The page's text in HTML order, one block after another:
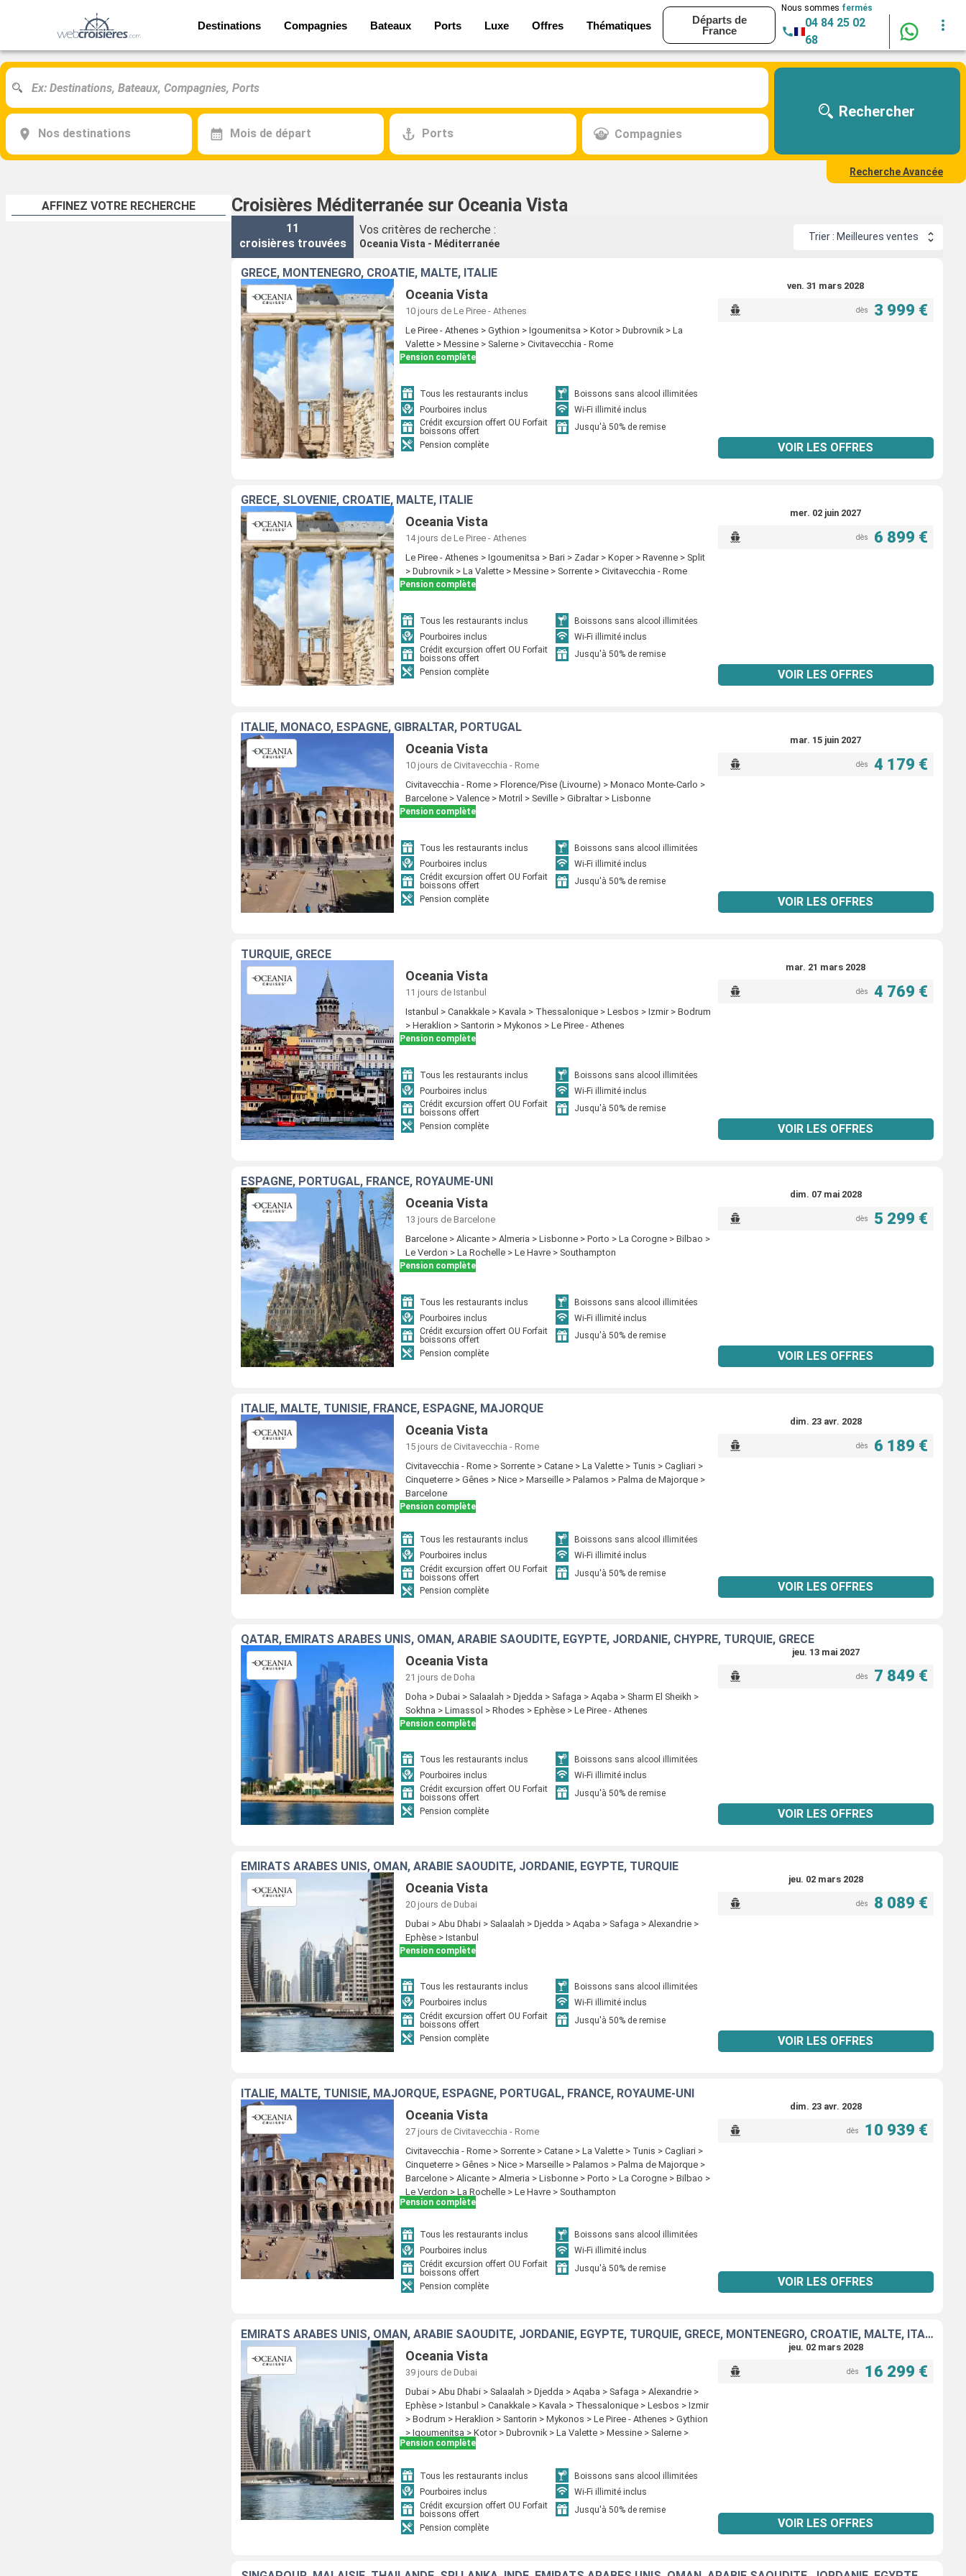
Destinations Compagnies Bateaux Ports Luxe Offres Thématiques
Départs de
France
Nous sommes fermés
04 84 25 02
68
Nos destinations Mois de départ Ports Compagnies
Rechercher
Recherche Avancée
AFFINEZ VOTRE RECHERCHE Croisières Méditerranée sur Oceania Vista
11
croisières trouvées
Vos critères de recherche :
Oceania Vista - Méditerranée
Trier : Meilleures ventes
GRÈCE, MONTÉNÉGRO, CROATIE, MALTE, ITALIE
Oceania Vista
10 jours de Le Piree - Athenes
Le Piree - Athenes > Gythion > Igoumenitsa > Kotor > Dubrovnik > La
Valette > Messine > Salerne > Civitavecchia - Rome
Pension complète
Tous les restaurants inclus
Boissons sans alcool illimitées
Pourboires inclus
Wi-Fi illimité inclus
Crédit excursion offert OU Forfait
boissons offert
Jusqu'à 50% de remise
Pension complète
ven. 31 mars 2028
dès 3 999 €
VOIR LES OFFRES
GRÈCE, SLOVÉNIE, CROATIE, MALTE, ITALIE
Oceania Vista
14 jours de Le Piree - Athenes
Le Piree - Athenes > Igoumenitsa > Bari > Zadar > Koper > Ravenne > Split
> Dubrovnik > La Valette > Messine > Sorrente > Civitavecchia - Rome
Pension complète
Tous les restaurants inclus
Boissons sans alcool illimitées
Pourboires inclus
Wi-Fi illimité inclus
Crédit excursion offert OU Forfait
boissons offert
Jusqu'à 50% de remise
Pension complète
mer. 02 juin 2027
dès 6 899 €
VOIR LES OFFRES
ITALIE, MONACO, ESPAGNE, GIBRALTAR, PORTUGAL
Oceania Vista
10 jours de Civitavecchia - Rome
Civitavecchia - Rome > Florence/Pise (Livourne) > Monaco Monte-Carlo >
Barcelone > Valence > Motril > Seville > Gibraltar > Lisbonne
Pension complète
Tous les restaurants inclus
Boissons sans alcool illimitées
Pourboires inclus
Wi-Fi illimité inclus
Crédit excursion offert OU Forfait
boissons offert
Jusqu'à 50% de remise
Pension complète
mar. 15 juin 2027
dès 4 179 €
VOIR LES OFFRES
TURQUIE, GRÈCE
Oceania Vista
11 jours de Istanbul
Istanbul > Canakkale > Kavala > Thessalonique > Lesbos > Izmir > Bodrum
> Heraklion > Santorin > Mykonos > Le Piree - Athenes
Pension complète
Tous les restaurants inclus
Boissons sans alcool illimitées
Pourboires inclus
Wi-Fi illimité inclus
Crédit excursion offert OU Forfait
boissons offert
Jusqu'à 50% de remise
Pension complète
mar. 21 mars 2028
dès 4 769 €
VOIR LES OFFRES
ESPAGNE, PORTUGAL, FRANCE, ROYAUME-UNI
Oceania Vista
13 jours de Barcelone
Barcelone > Alicante > Almeria > Lisbonne > Porto > La Corogne > Bilbao >
Le Verdon > La Rochelle > Le Havre > Southampton
Pension complète
Tous les restaurants inclus
Boissons sans alcool illimitées
Pourboires inclus
Wi-Fi illimité inclus
Crédit excursion offert OU Forfait
boissons offert
Jusqu'à 50% de remise
Pension complète
dim. 07 mai 2028
dès 5 299 €
VOIR LES OFFRES
ITALIE, MALTE, TUNISIE, FRANCE, ESPAGNE, MAJORQUE
Oceania Vista
15 jours de Civitavecchia - Rome
Civitavecchia - Rome > Sorrente > Catane > La Valette > Tunis > Cagliari >
Cinqueterre > Gênes > Nice > Marseille > Palamos > Palma de Majorque >
Barcelone
Pension complète
Tous les restaurants inclus
Boissons sans alcool illimitées
Pourboires inclus
Wi-Fi illimité inclus
Crédit excursion offert OU Forfait
boissons offert
Jusqu'à 50% de remise
Pension complète
dim. 23 avr. 2028
dès 6 189 €
VOIR LES OFFRES
QATAR, EMIRATS ARABES UNIS, OMAN, ARABIE SAOUDITE, EGYPTE, JORDANIE, CHYPRE, TURQUIE, GRÈCE
Oceania Vista
21 jours de Doha
Doha > Dubai > Salaalah > Djedda > Safaga > Aqaba > Sharm El Sheikh >
Sokhna > Limassol > Rhodes > Ephèse > Le Piree - Athenes
Pension complète
Tous les restaurants inclus
Boissons sans alcool illimitées
Pourboires inclus
Wi-Fi illimité inclus
Crédit excursion offert OU Forfait
boissons offert
Jusqu'à 50% de remise
Pension complète
jeu. 13 mai 2027
dès 7 849 €
VOIR LES OFFRES
EMIRATS ARABES UNIS, OMAN, ARABIE SAOUDITE, JORDANIE, EGYPTE, TURQUIE
Oceania Vista
20 jours de Dubai
Dubai > Abu Dhabi > Salaalah > Djedda > Aqaba > Safaga > Alexandrie >
Ephèse > Istanbul
Pension complète
Tous les restaurants inclus
Boissons sans alcool illimitées
Pourboires inclus
Wi-Fi illimité inclus
Crédit excursion offert OU Forfait
boissons offert
Jusqu'à 50% de remise
Pension complète
jeu. 02 mars 2028
dès 8 089 €
VOIR LES OFFRES
ITALIE, MALTE, TUNISIE, MAJORQUE, ESPAGNE, PORTUGAL, FRANCE, ROYAUME-UNI
Oceania Vista
27 jours de Civitavecchia - Rome
Civitavecchia - Rome > Sorrente > Catane > La Valette > Tunis > Cagliari >
Cinqueterre > Gênes > Nice > Marseille > Palamos > Palma de Majorque >
Barcelone > Alicante > Almeria > Lisbonne > Porto > La Corogne > Bilbao >
Le Verdon > La Rochelle > Le Havre > Southampton
Pension complète
Tous les restaurants inclus
Boissons sans alcool illimitées
Pourboires inclus
Wi-Fi illimité inclus
Crédit excursion offert OU Forfait
boissons offert
Jusqu'à 50% de remise
Pension complète
dim. 23 avr. 2028
dès 10 939 €
VOIR LES OFFRES
EMIRATS ARABES UNIS, OMAN, ARABIE SAOUDITE, JORDANIE, EGYPTE, TURQUIE, GRÈCE, MONTÉNÉGRO, CROATIE, MALTE, ITALIE
Oceania Vista
39 jours de Dubai
Dubai > Abu Dhabi > Salaalah > Djedda > Aqaba > Safaga > Alexandrie >
Ephèse > Istanbul > Canakkale > Kavala > Thessalonique > Lesbos > Izmir
> Bodrum > Heraklion > Santorin > Mykonos > Le Piree - Athenes > Gythion
> Igoumenitsa > Kotor > Dubrovnik > La Valette > Messine > Salerne >
Civitavecchia - Rome
Pension complète
Tous les restaurants inclus
Boissons sans alcool illimitées
Pourboires inclus
Wi-Fi illimité inclus
Crédit excursion offert OU Forfait
boissons offert
Jusqu'à 50% de remise
Pension complète
jeu. 02 mars 2028
dès 16 299 €
VOIR LES OFFRES